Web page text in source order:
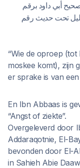
الجامع برقم 6300 وفي صحيح أبي داود برقم
تحت حديث رقم
“Wie de oproep
moskee komt), zijn
er sprake is van
En Ibn Abbaas is
“Angst of ziekte”.
Overgeleverd door
Addaraqotnie, El-
bevonden door El-
in Sahieh Abie